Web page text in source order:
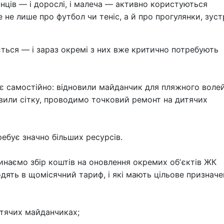
— і дорослі, і малеча — активно користуються
лише про футбол чи теніс, а й про прогулянки,
— і зараз окремі з них вже критично потребують
самостійно: відновили майданчик для пляжного
сітку, проводимо точковий ремонт на дитячих
значно більших ресурсів.
збір коштів на оновлення окремих обʼєктів ЖК
в щомісячний тариф, і які мають цільове
майданчиках;